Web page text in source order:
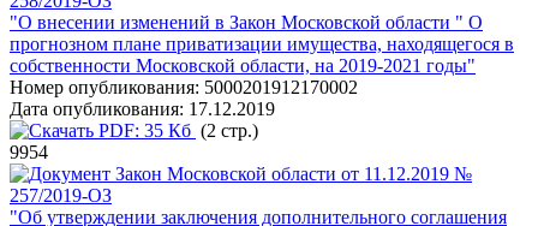
"О внесении изменений в Закон Московской области " О
прогнозном плане приватизации имущества, находящегося в
собственности Московской области, на 2019-2021 годы"
Номер опубликования: 5000201912170002
Дата опубликования: 17.12.2019
PDF: 35 Кб (2 стр.)
9954
Закон Московской области от 11.12.2019 №
257/2019-ОЗ
"Об утверждении заключения дополнительного соглашения